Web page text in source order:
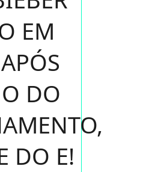
EM
DO
DO E!